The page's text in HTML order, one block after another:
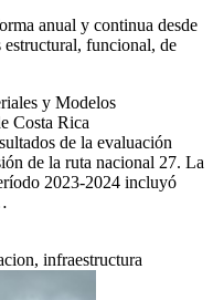
anual y continua desde
funcional, de
y Modelos
Costa Rica
de la evaluación
de la ruta nacional 27. La
2023-2024 incluyó
infraestructura